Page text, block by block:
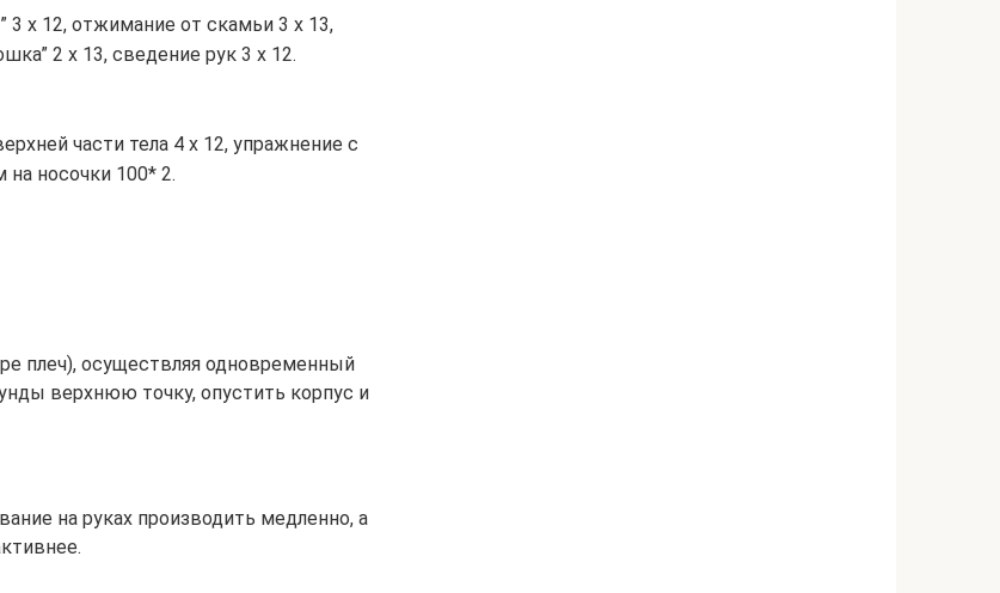
3 х 12, отжимание от скамьи 3 х 13,
2 х 13, сведение рук 3 х 12.
части тела 4 х 12, упражнение с
носочки 100* 2.
плеч), осуществляя одновременный
верхнюю точку, опустить корпус и
на руках производить медленно, а